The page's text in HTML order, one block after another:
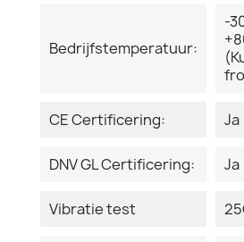
Bedrijfstemperatuur:
-
CE Certificering: Ja
DNV GL Certificering: Ja
Vibratie test